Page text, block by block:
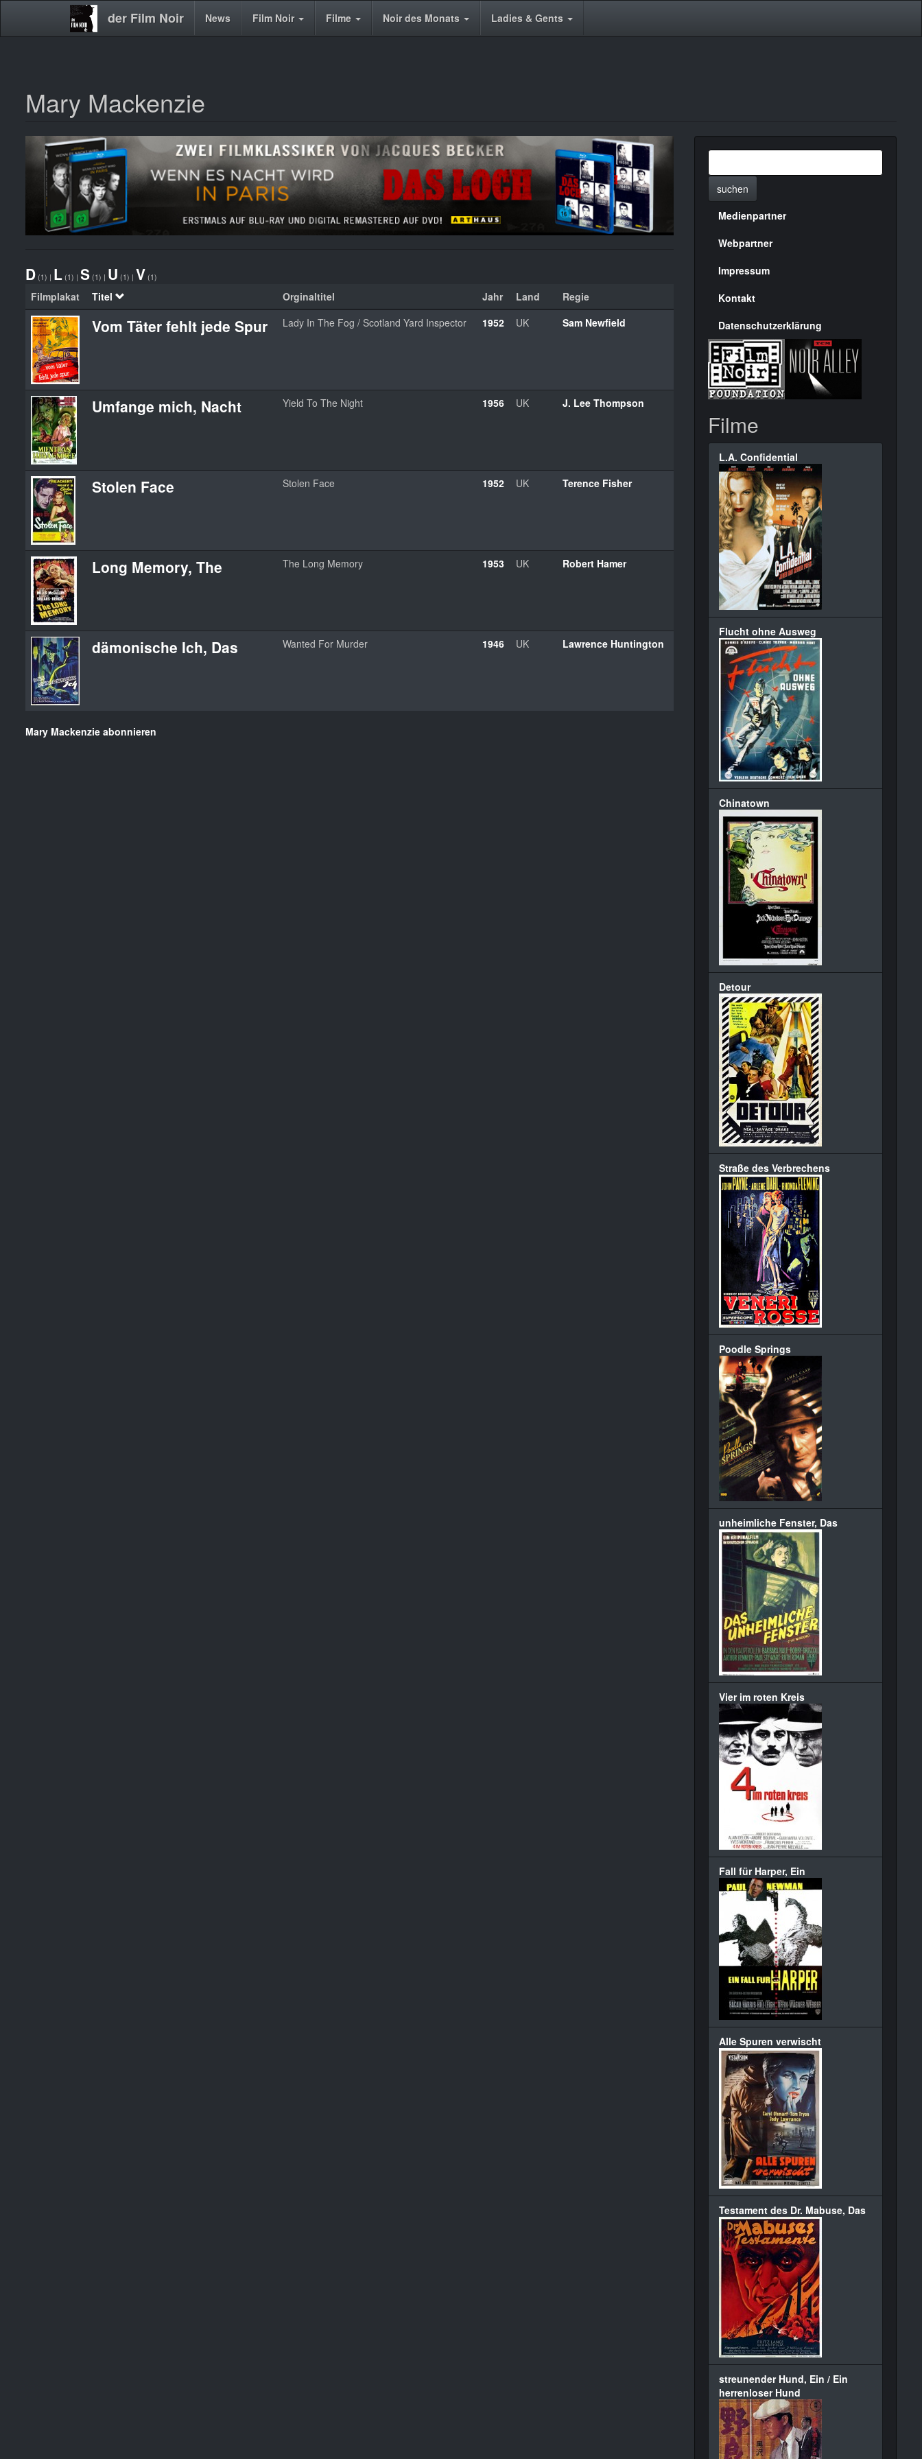
Direkt
der Film Noir
Main News Film Noir Filme Noir des Monats Ladies & Gents
Mary Mackenzie
D (1) | L (1) | S (1) | U (1) | V (1)
Filmplakat Titel Orginaltitel Jahr Land Regie
Vom Täter fehlt jede Spur Lady In The Fog / Scotland Yard Inspector 1952 UK Sam Newfield
Umfange mich, Nacht Yield To The Night 1956 UK J. Lee Thompson
Stolen Face Stolen Face 1952 UK Terence Fisher
Long Memory, The The Long Memory 1953 UK Robert Hamer
dämonische Ich, Das Wanted For Murder 1946 UK Lawrence Huntington
Mary Mackenzie abonnieren
suchen
Menülinks
rechte
Seite
Medienpartner
Webpartner
Impressum
Kontakt
Datenschutzerklärung
Filme
L.A. Confidential
Flucht ohne Ausweg
Chinatown
Detour
Straße des Verbrechens
Poodle Springs
unheimliche Fenster, Das
Vier im roten Kreis
Fall für Harper, Ein
Alle Spuren verwischt
Testament des Dr. Mabuse, Das
streunender Hund, Ein / Ein
herrenloser Hund